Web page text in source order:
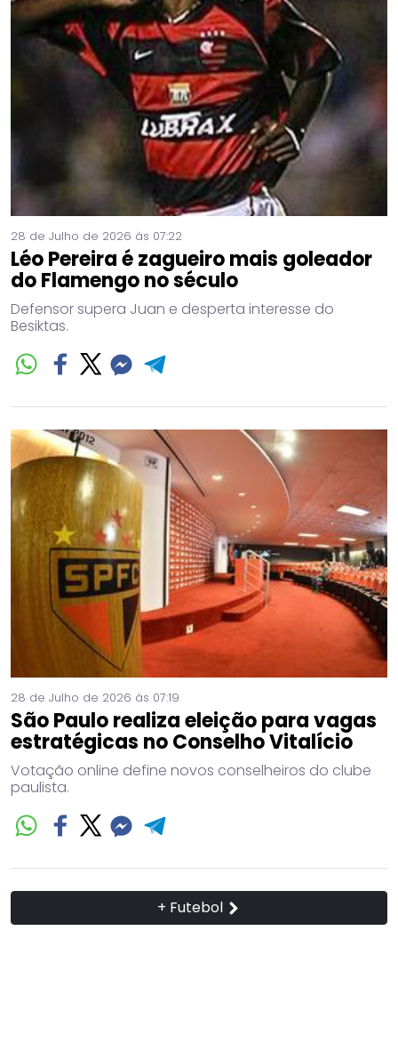
28 de Julho de 2026 às 07:22
Léo Pereira é zagueiro mais goleador
do Flamengo no século
Defensor supera Juan e desperta interesse do
Besiktas.
28 de Julho de 2026 às 07:19
São Paulo realiza eleição para vagas
estratégicas no Conselho Vitalício
Votação online define novos conselheiros do clube
paulista.
+ Futebol